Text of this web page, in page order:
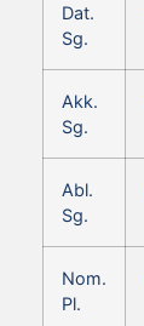
Dat.
Sg.
Akk.
Sg.
Abl.
Sg.
Nom.
Pl.